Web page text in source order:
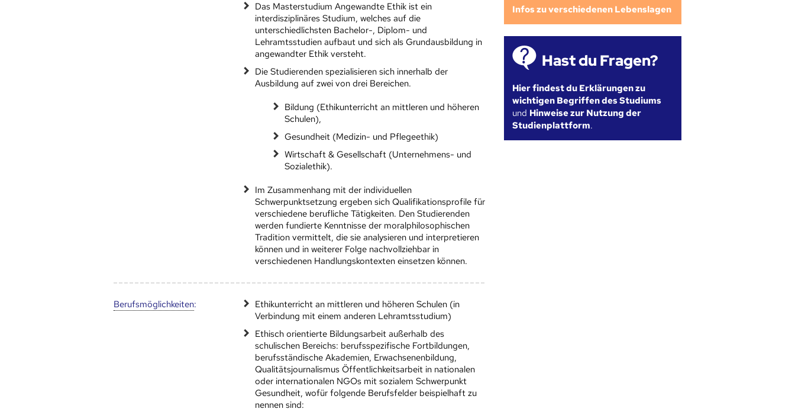
Das Masterstudium Angewandte Ethik ist ein
interdisziplinäres Studium, welches auf die
unterschiedlichsten Bachelor-, Diplom- und
Lehramtsstudien aufbaut und sich als Grundausbildung in
angewandter Ethik versteht.
Die Studierenden spezialisieren sich innerhalb der
Ausbildung auf zwei von drei Bereichen.
Bildung (Ethikunterricht an mittleren und höheren
Schulen),
Gesundheit (Medizin- und Pflegeethik)
Wirtschaft & Gesellschaft (Unternehmens- und
Sozialethik).
Im Zusammenhang mit der individuellen
Schwerpunktsetzung ergeben sich Qualifikationsprofile für
verschiedene berufliche Tätigkeiten. Den Studierenden
werden fundierte Kenntnisse der moralphilosophischen
Tradition vermittelt, die sie analysieren und interpretieren
können und in weiterer Folge nachvollziehbar in
verschiedenen Handlungskontexten einsetzen können.
Berufs­möglich­keiten:
Ethikunterricht an mittleren und höheren Schulen (in
Verbindung mit einem anderen Lehramtsstudium)
Ethisch orientierte Bildungsarbeit außerhalb des
schulischen Bereichs: berufsspezifische Fortbildungen,
berufsständische Akademien, Erwachsenenbildung,
Qualitätsjournalismus Öffentlichkeitsarbeit in nationalen
oder internationalen NGOs mit sozialem Schwerpunkt
Gesundheit, wofür folgende Berufsfelder beispielhaft zu
nennen sind:
Infos zu verschiedenen Lebenslagen
Hast du Fragen?
Hier findest du Erklärungen zu
wichtigen Begriffen des Studiums
und Hinweise zur Nutzung der
Studienplattform.